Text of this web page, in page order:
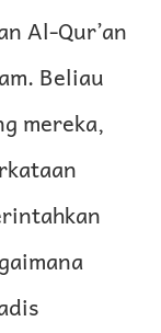
Al-Qur’an
Beliau
mereka,